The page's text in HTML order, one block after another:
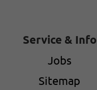
Service & Info
Jobs
Sitemap